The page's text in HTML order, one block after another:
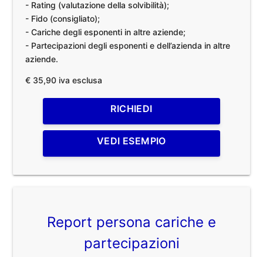
- Rating (valutazione della solvibilità);
- Fido (consigliato);
- Cariche degli esponenti in altre aziende;
- Partecipazioni degli esponenti e dell’azienda in altre
aziende.
€ 35,90 iva esclusa
RICHIEDI
VEDI ESEMPIO
Report persona cariche e
partecipazioni